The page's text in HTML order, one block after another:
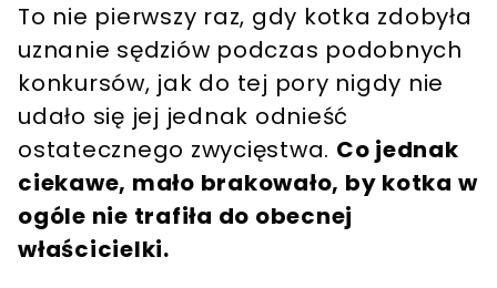
To nie pierwszy raz, gdy kotka zdobyła
uznanie sędziów podczas podobnych
konkursów, jak do tej pory nigdy nie
udało się jej jednak odnieść
ostatecznego zwycięstwa. Co jednak
ciekawe, mało brakowało, by kotka w
ogóle nie trafiła do obecnej
właścicielki.